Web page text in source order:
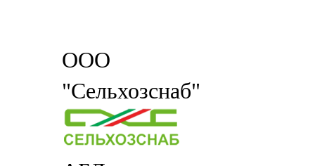
ООО
"Сельхозснаб"